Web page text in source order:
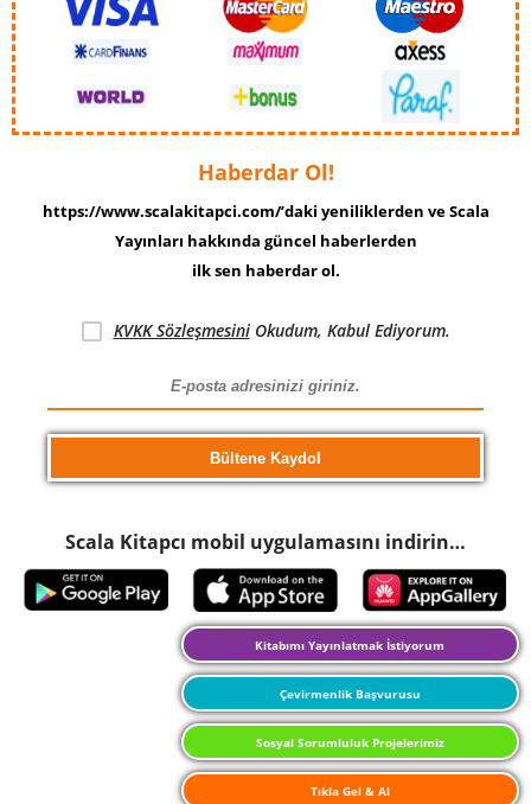
Haberdar Ol!
https://www.scalakitapci.com/’daki yeniliklerden ve Scala
Yayınları hakkında güncel haberlerden
ilk sen haberdar ol.
KVKK SözleşmesiniOkudum, Kabul Ediyorum.
Scala Kitapcı mobil uygulamasını indirin…
Kitabımı Yayınlatmak İstiyorum
Çevirmenlik Başvurusu
Sosyal Sorumluluk Projelerimiz
Tıkla Gel & Al